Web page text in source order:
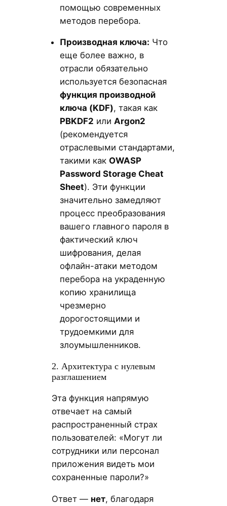
помощью современных
методов перебора.
Производная ключа: Что
еще более важно, в
отрасли обязательно
используется безопасная
функция производной
ключа (KDF), такая как
PBKDF2 или Argon2
(рекомендуется
отраслевыми стандартами,
такими как OWASP
Password Storage Cheat
Sheet). Эти функции
значительно замедляют
процесс преобразования
вашего главного пароля в
фактический ключ
шифрования, делая
офлайн-атаки методом
перебора на украденную
копию хранилища
чрезмерно
дорогостоящими и
трудоемкими для
злоумышленников.
2. Архитектура с нулевым
разглашением
Эта функция напрямую
отвечает на самый
распространенный страх
пользователей: «Могут ли
сотрудники или персонал
приложения видеть мои
сохраненные пароли?»
Ответ — нет, благодаря